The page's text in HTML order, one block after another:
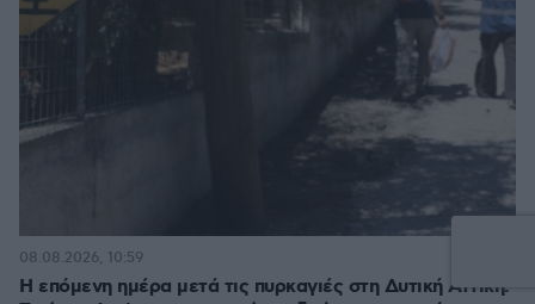
Η επόμενη ημέρα μετά τις πυρκαγιές στη Δυτική Αττική:
08.08.2026, 10:59